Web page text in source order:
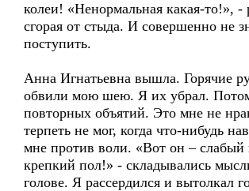
колеи! «Ненормальная какая-то!», -
сгорая от стыда. И совершенно не
поступить.
Анна Игнатьевна вышла. Горячие
обвили мою шею. Я их убрал.
повторных объятий. Это мне не
терпеть не мог, когда что-нибудь
мне против воли. «Вот он –
крепкий пол!» - складывались
голове. Я рассердился и вытолкал